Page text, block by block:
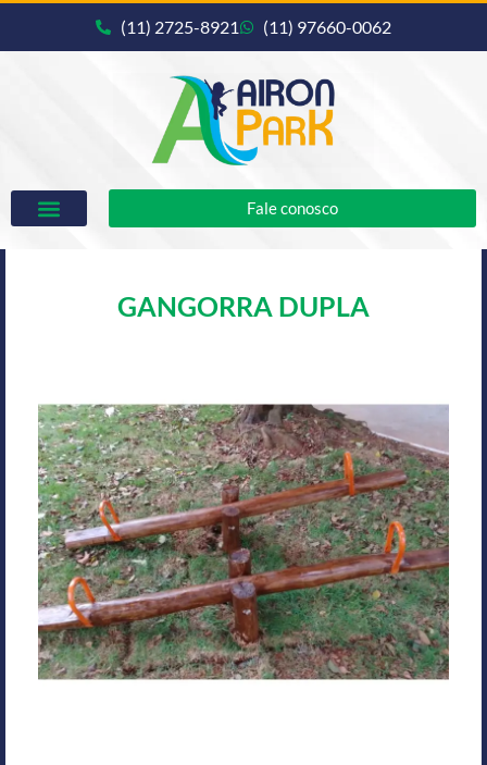
(11) 2725-8921 (11) 97660-0062
Fale conosco
GANGORRA DUPLA